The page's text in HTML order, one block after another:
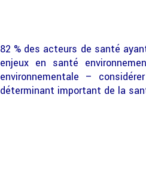
82 % des acteurs de santé
enjeux en santé
environnementale –
déterminant important de la